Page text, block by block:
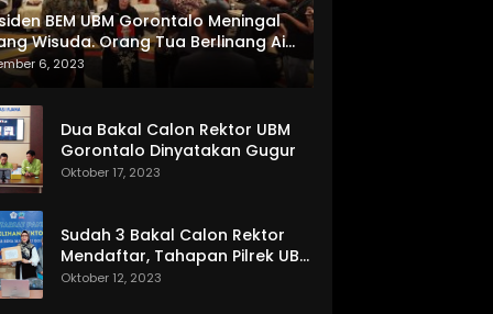
BEM UBM Gorontalo Meningal
Wisuda. Orang Tua Berlinang Air
Menerima SKL dan Pemasangan
6, 2023
Dua Bakal Calon Rektor UBM
Gorontalo Dinyatakan Gugur
Oktober 17, 2023
Sudah 3 Bakal Calon Rektor
Mendaftar, Tahapan Pilrek UBM
Gorontalo Makin Seru
Oktober 12, 2023